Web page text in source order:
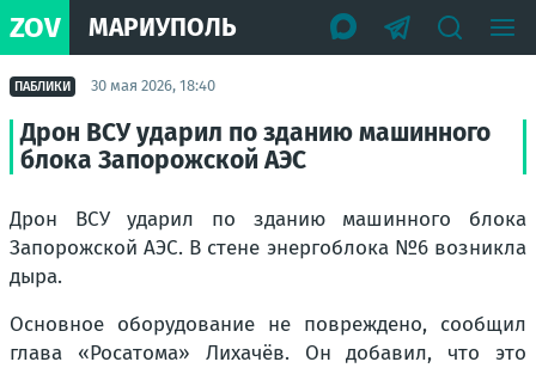
ZOV МАРИУПОЛЬ
ПАБЛИКИ 30 мая 2026, 18:40
Дрон ВСУ ударил по зданию машинного
блока Запорожской АЭС
Дрон ВСУ ударил по зданию машинного блока
Запорожской АЭС. В стене энергоблока №6 возникла
дыра.
Основное оборудование не повреждено, сообщил
глава «Росатома» Лихачёв. Он добавил, что это